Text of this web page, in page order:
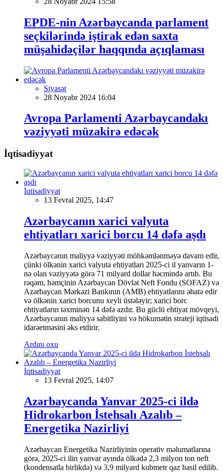
EPDE-nin Azərbaycanda parlament
seçkilərində iştirak edən saxta
müşahidəçilər haqqında açıqlaması
Siyasət
28 Noyabr 2024 16:04
Avropa Parlamenti Azərbaycandakı
vəziyyəti müzakirə edəcək
İqtisadiyyat
İqtisadiyyat
13 Fevral 2025, 14:47
Azərbaycanın xarici valyuta
ehtiyatları xarici borcu 14 dəfə aşdı
Azərbaycanın maliyyə vəziyyəti möhkəmlənməyə davam edir,
çünki ölkənin xarici valyuta ehtiyatları 2025-ci il yanvarın 1-
nə olan vəziyyətə görə 71 milyard dollar həcmində artıb. Bu
rəqəm, həmçinin Azərbaycan Dövlət Neft Fondu (SOFAZ) və
Azərbaycan Mərkəzi Bankının (AMB) ehtiyatlarını əhatə edir
və ölkənin xarici borcunu xeyli üstələyir; xarici borc
ehtiyatların təxminən 14 dəfə azdır. Bu güclü ehtiyat mövqeyi,
Azərbaycanın maliyyə sabitliyini və hökumətin strateji iqtisadi
idarəetməsini əks etdirir.
Ardını oxu
İqtisadiyyat
13 Fevral 2025, 14:07
Azərbaycanda Yanvar 2025-ci ildə
Hidrokarbon İstehsalı Azalıb –
Energetika Nazirliyi
Azərbaycan Energetika Nazirliyinin operativ məlumatlarına
görə, 2025-ci ilin yanvar ayında ölkədə 2,3 milyon ton neft
(kondensatla birlikdə) və 3,9 milyard kubmetr qaz hasil edilib.